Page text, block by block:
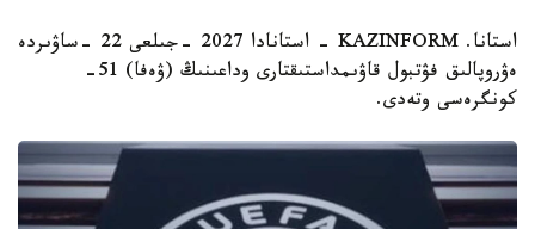
استانا. KAZINFORM - استانادا 2027 -جىلعى 22 -ساۋىردە
ەۋروپالىق فۋتبول قاۋىمداستىقتارى وداعىنىڭ (ۋەفا) 51-
كونگرەسى وتەدى.